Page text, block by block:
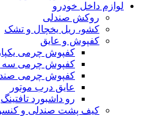
لوازم داخل خودرو
روکش صندلی
کشو، ریل یخچال و تشک
کفپوش و عایق
کفپوش چرمی
کفپوش چرمی سه
کفپوش چرمی
عایق درب موتور
رو داشبورد تافتینگ
کیف پشت صندلی و